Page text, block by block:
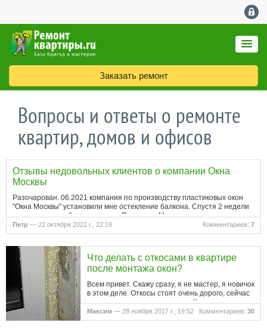
Заказать ремонт
Вопросы и ответы о ремонте
квартир, домов и офисов
Отзывы недовольных клиентов о компании Окна
Москвы
Разочарован. 06.2021 компания по производству пластиковых окон
"Окна Москвы" установили мне остекление балкона. Спустя 2 недели
после дождя на балконе потоп. Позвонил. Мне прислали человека,
который все зафиксировал и уехал. Спустя месяц еще…
Петр — 22 октября 2021 г., 22:19 Комментариев: 7
Что делать с откосами в квартире
после монтажа окон?
Всем привет. Скажу сразу, я не мастер, я новичок
в этом деле. Откосы стоят очень дорого, сейчас
у нас ремонт, хочу сэкономить. Кто может дать
совет или подробно рассказать) что мне делать
с этими откосами?…
Максим — 28 ноября 2017 г., 19:52 Комментариев: 30